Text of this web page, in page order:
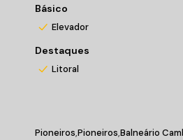
Básico
Elevador
Destaques
Litoral
Pioneiros Pioneiros Balneário